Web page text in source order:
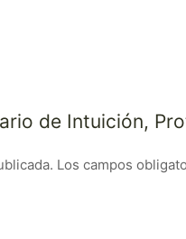
de Intuición,
Los campos